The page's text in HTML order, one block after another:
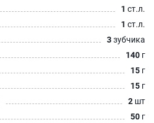
1 ст.л.
1 ст.л.
3зубчика
140 г
15 г
15 г
2 шт
50 г